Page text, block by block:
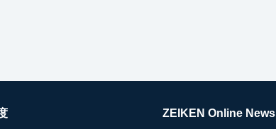
ZEIKEN Online News